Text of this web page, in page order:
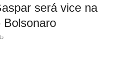
será vice na
Bolsonaro